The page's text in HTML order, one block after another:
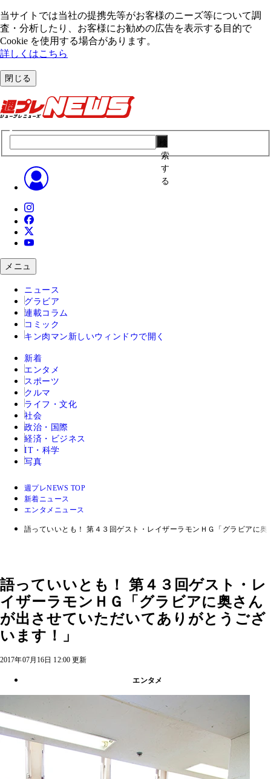
当サイトでは当社の提携先等がお客様のニーズ等について調
査・分析したり、お客様にお勧めの広告を表⽰する⽬的で
Cookie を使⽤する場合があります。
詳しくはこちら
閉じる
索
す
る
メニュ
ニュース
グラビア
連載コラム
コミック
キン肉マン 新しいウィンドウで開く
新着
エンタメ
スポーツ
クルマ
ライフ・文化
社会
政治・国際
経済・ビジネス
IT・科学
写真
週プレNEWS TOP
新着ニュース
エンタメニュース
語っていいとも！ 第４３回ゲスト・レイザーラモンＨＧ「グラビアに
語っていいとも！ 第４３回ゲスト・レ
イザーラモンＨＧ「グラビアに奥さん
が出させていただいてありがとうござ
います！」
2017年07月16日 12:00 更新
エンタメ